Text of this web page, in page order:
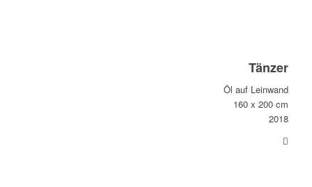
Tänzer
Öl auf Leinwand
160 x 200 cm
2018